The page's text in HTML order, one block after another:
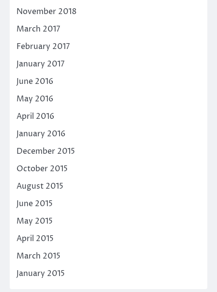
November 2018
March 2017
February 2017
January 2017
June 2016
May 2016
April 2016
January 2016
December 2015
October 2015
August 2015
June 2015
May 2015
April 2015
March 2015
January 2015